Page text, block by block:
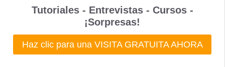
Tutoriales - Entrevistas - Cursos -
¡Sorpresas!
Haz clic para una VISITA GRATUITA AHORA